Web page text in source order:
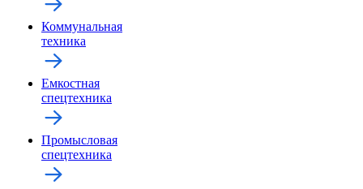
Коммунальная
техника
Емкостная
спецтехника
Промысловая
спецтехника